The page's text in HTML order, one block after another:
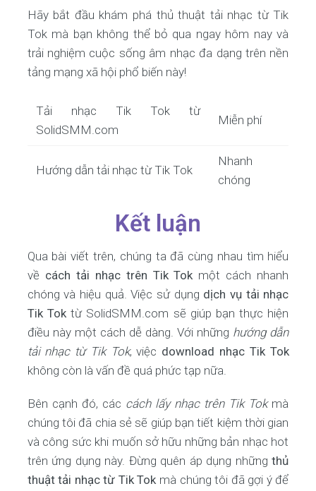
Hãy bắt đầu khám phá thủ thuật tải nhạc từ Tik
Tok mà bạn không thể bỏ qua ngay hôm nay và
trải nghiệm cuộc sống âm nhạc đa dạng trên nền
tảng mạng xã hội phổ biến này!
Tải nhạc Tik Tok từ
SolidSMM.com
Miễn phí
Hướng dẫn tải nhạc từ Tik Tok
Nhanh
chóng
Kết luận
Qua bài viết trên, chúng ta đã cùng nhau tìm hiểu
về cách tải nhạc trên Tik Tok một cách nhanh
chóng và hiệu quả. Việc sử dụng dịch vụ tải nhạc
Tik Toktừ SolidSMM.com sẽ giúp bạn thực hiện
điều này một cách dễ dàng. Với những hướng dẫn
tải nhạc từ Tik Tok, việc download nhạc Tik Tok
không còn là vấn đề quá phức tạp nữa.
Bên cạnh đó, các cách lấy nhạc trên Tik Tokmà
chúng tôi đã chia sẻ sẽ giúp bạn tiết kiệm thời gian
và công sức khi muốn sở hữu những bản nhạc hot
trên ứng dụng này. Đừng quên áp dụng nhữngthủ
thuật tải nhạc từ Tik Tok mà chúng tôi đã gợi ý để